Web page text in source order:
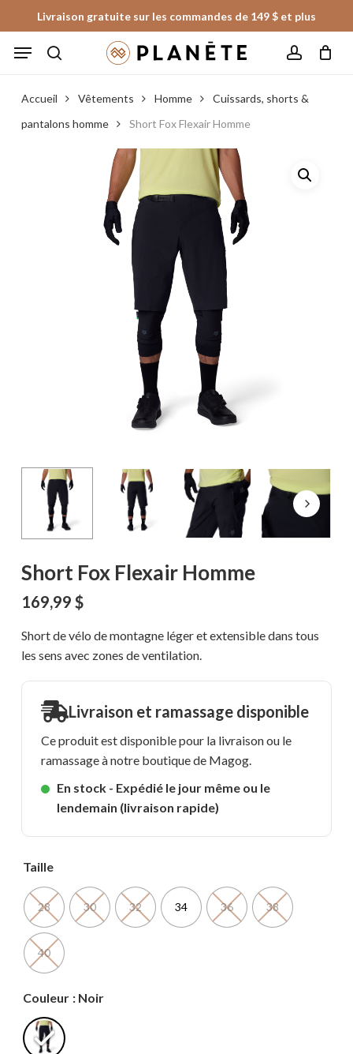
to
main
Livraison gratuite sur les commandes de 149 $ et plus
Menu
Fermer
le
panier
Accueil Vêtements Homme
Cuissards, shorts &
pantalons homme
Short Fox Flexair Homme
Short Fox Flexair Homme
169,99 $
Short de vélo de montagne léger et extensible dans tous
les sens avec zones de ventilation.
Livraison et ramassage disponible
Ce produit est disponible pour la livraison ou le
ramassage à notre boutique de Magog.
En stock - Expédié le jour même ou le
lendemain (livraison rapide)
Taille
28 30 32 34 36 38
40
Couleur : Noir